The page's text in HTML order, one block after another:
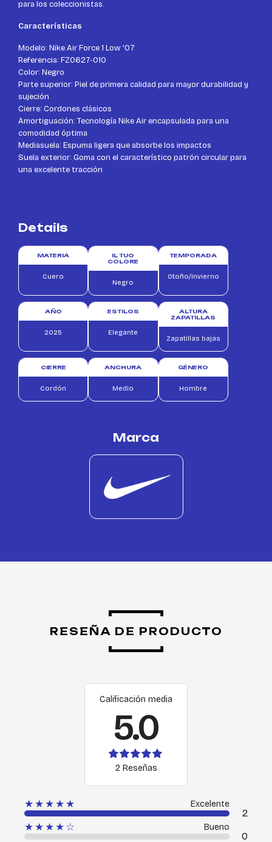
para los coleccionistas.
Características
Modelo: Nike Air Force 1 Low '07
Referencia: FZ0627-010
Color: Negro
Parte superior: Piel de primera calidad para mayor durabilidad y
sujeción
Cierre: Cordones clásicos
Amortiguación: Tecnología Nike Air encapsulada para una
comodidad óptima
Mediasuela: Espuma ligera que absorbe los impactos
Suela exterior: Goma con el característico patrón circular para
una excelente tracción
Details
MATERIA
Cuero
IL TUO
COLORE
Negro
TEMPORADA
Otoño/Invierno
AÑO
2025
ESTILOS
Elegante
ALTURA
ZAPATILLAS
Zapatillas bajas
CIERRE
Cordón
ANCHURA
Medio
GÉNERO
Hombre
Marca
RESEÑA DE PRODUCTO
Calificación media
5.0
2 Reseñas
★★★★★ Excelente
2
★★★★☆
Bueno
0